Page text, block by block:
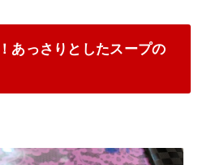
あっさりとしたスープの